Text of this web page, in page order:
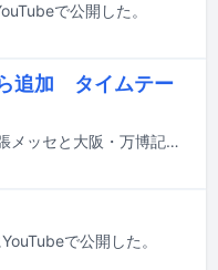
で公開した。
追加 タイムテー
8月14日から16日までの3日間にわたり、千葉・ZOZOマリンスタジアム＆幕張メッセと大阪・万博記念公園で行われる音楽フェスティバル「SUMMER SONIC 2026」の追加出演アーティストが発表された。
で公開した。